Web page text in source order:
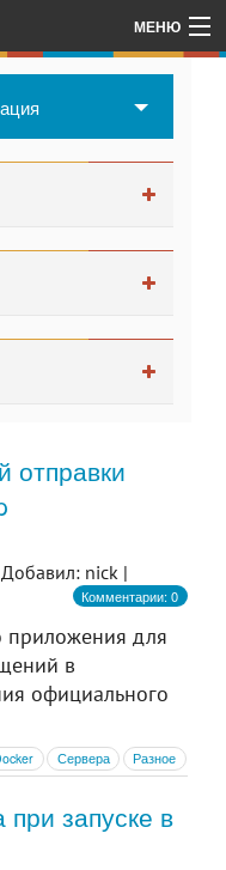
МЕНЮ
отправки
Добавил: nick |
Комментарии: 0
приложения для
в
официального
Сервера Разное
запуске в